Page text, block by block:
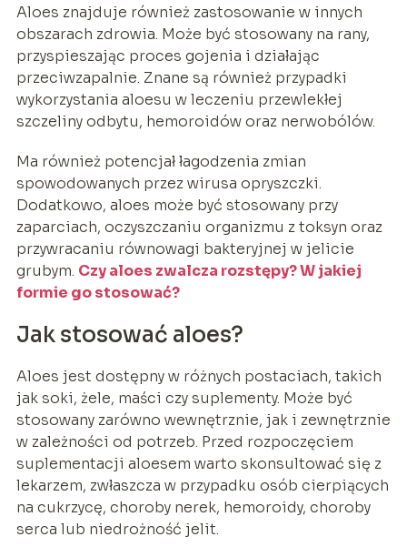
Aloes znajduje również zastosowanie w innych
obszarach zdrowia. Może być stosowany na rany,
przyspieszając proces gojenia i działając
przeciwzapalnie. Znane są również przypadki
wykorzystania aloesu w leczeniu przewlekłej
szczeliny odbytu, hemoroidów oraz nerwobólów.
Ma również potencjał łagodzenia zmian
spowodowanych przez wirusa opryszczki.
Dodatkowo, aloes może być stosowany przy
zaparciach, oczyszczaniu organizmu z toksyn oraz
przywracaniu równowagi bakteryjnej w jelicie
grubym. Czyaloes zwalcza rozstępy? W jakiej
formie go stosować?
Jak stosować aloes?
Aloes jest dostępny w różnych postaciach, takich
jak soki, żele, maści czy suplementy. Może być
stosowany zarówno wewnętrznie, jak i zewnętrznie
w zależności od potrzeb. Przed rozpoczęciem
suplementacji aloesem warto skonsultować się z
lekarzem, zwłaszcza w przypadku osób cierpiących
na cukrzycę, choroby nerek, hemoroidy, choroby
serca lub niedrożność jelit.